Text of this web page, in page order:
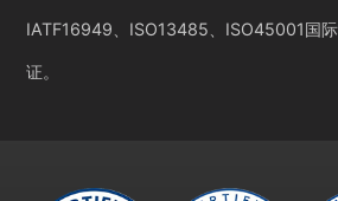
IATF16949、ISO13485、ISO45001国
证。